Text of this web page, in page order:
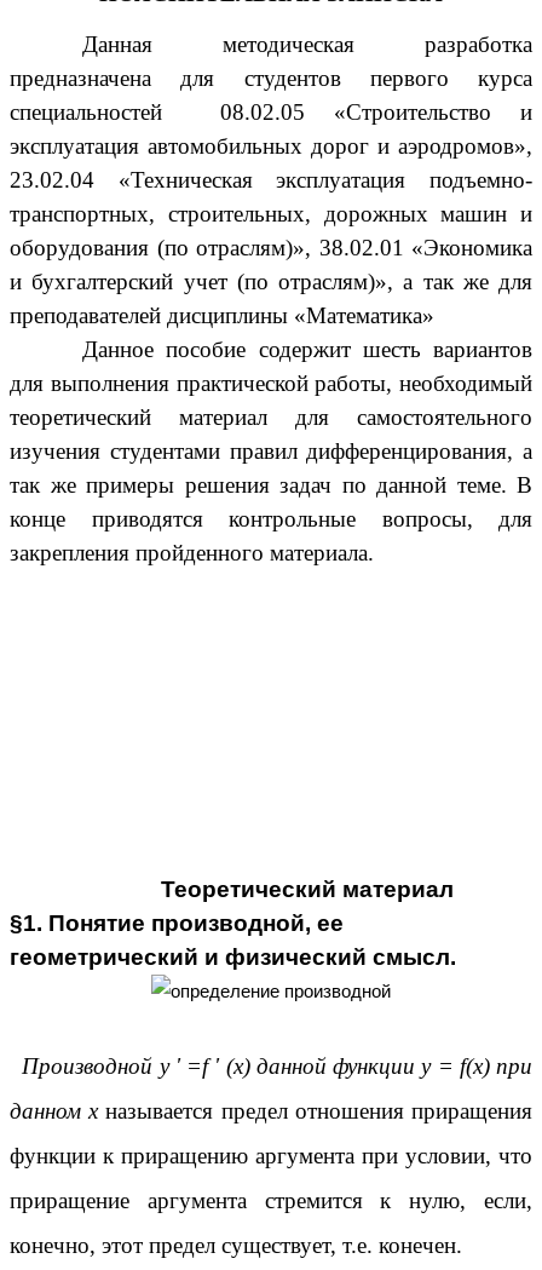
Данная методическая разработка
предназначена для студентов первого курса
специальностей 08.02.05 «Строительство и
эксплуатация автомобильных дорог и аэродромов»,
23.02.04 «Техническая эксплуатация подъемно-
транспортных, строительных, дорожных машин и
оборудования (по отраслям)», 38.02.01 «Экономика
и бухгалтерский учет (по отраслям)», а так же для
преподавателей дисциплины «Математика»
Данное пособие содержит шесть вариантов
для выполнения практической работы, необходимый
теоретический материал для самостоятельного
изучения студентами правил дифференцирования, а
так же примеры решения задач по данной теме. В
конце приводятся контрольные вопросы, для
закрепления пройденного материала.
Теоретический материал
§1. Понятие производной, ее
геометрический и физический смысл.
Производной y ' =f ' (x) данной функции y = f(x) при
данном xназывается предел отношения приращения
функции к приращению аргумента при условии, что
приращение аргумента стремится к нулю, если,
конечно, этот предел существует, т.е. конечен.